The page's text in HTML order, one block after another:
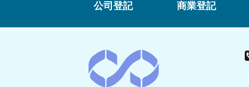
公司登記 商業登記